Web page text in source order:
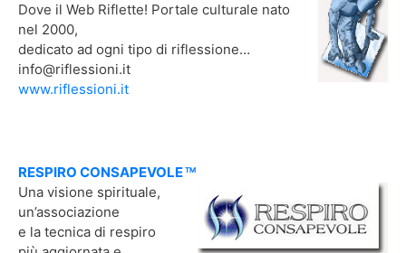
Dove il Web Riflette! Portale culturale nato
nel 2000,
dedicato ad ogni tipo di riflessione…
info@riflessioni.it
www.riflessioni.it
RESPIRO CONSAPEVOLE TM
Una visione spirituale,
un’associazione
e la tecnica di respiro